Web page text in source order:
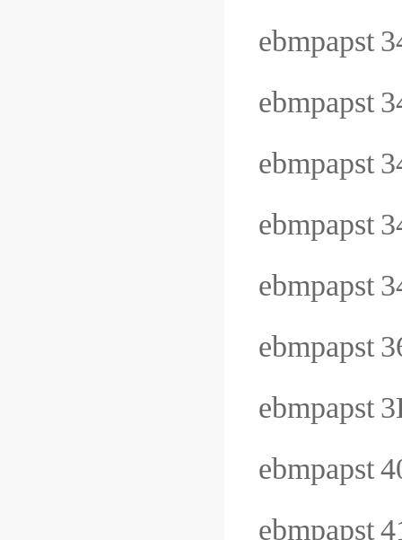
ebmpapst
ebmpapst
ebmpapst
ebmpapst
ebmpapst
ebmpapst
ebmpapst
ebmpapst
ebmpapst